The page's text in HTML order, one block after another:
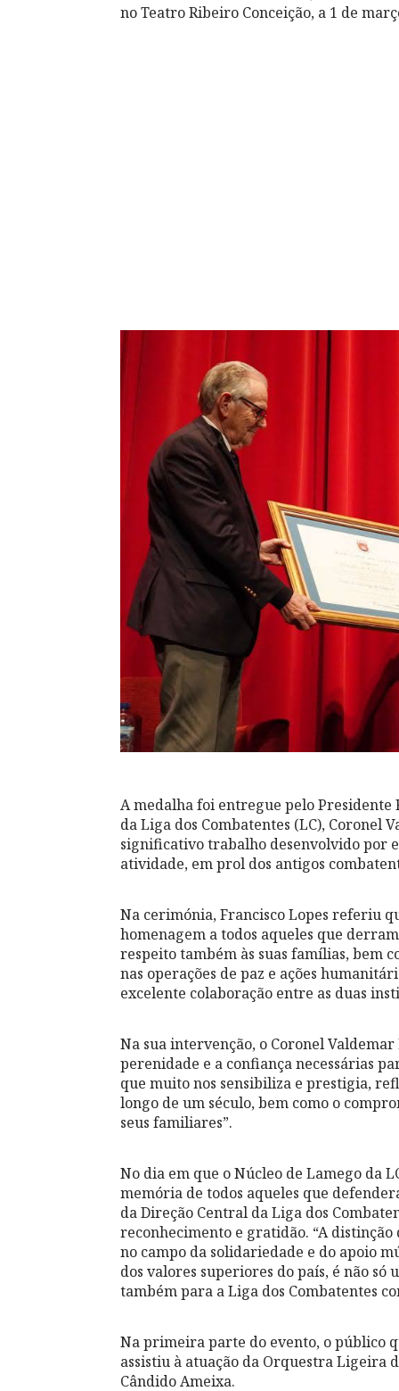
no Teatro Ribeiro Conceição, a 1 de
A medalha foi entregue pelo Presidente
da Liga dos Combatentes (LC),
significativo trabalho desenvolvido por
atividade, em prol dos antigos
Na cerimónia, Francisco Lopes referiu
homenagem a todos aqueles que
respeito também às suas famílias, bem
nas operações de paz e ações
excelente colaboração entre as duas
Na sua intervenção, o Coronel
perenidade e a confiança necessárias
que muito nos sensibiliza e prestigia,
longo de um século, bem como o
seus familiares”.
No dia em que o Núcleo de Lamego da
memória de todos aqueles que
da Direção Central da Liga dos
reconhecimento e gratidão. “A
no campo da solidariedade e do apoio
dos valores superiores do país, é não
também para a Liga dos Combatentes
Na primeira parte do evento, o público
assistiu à atuação da Orquestra
Cândido Ameixa.